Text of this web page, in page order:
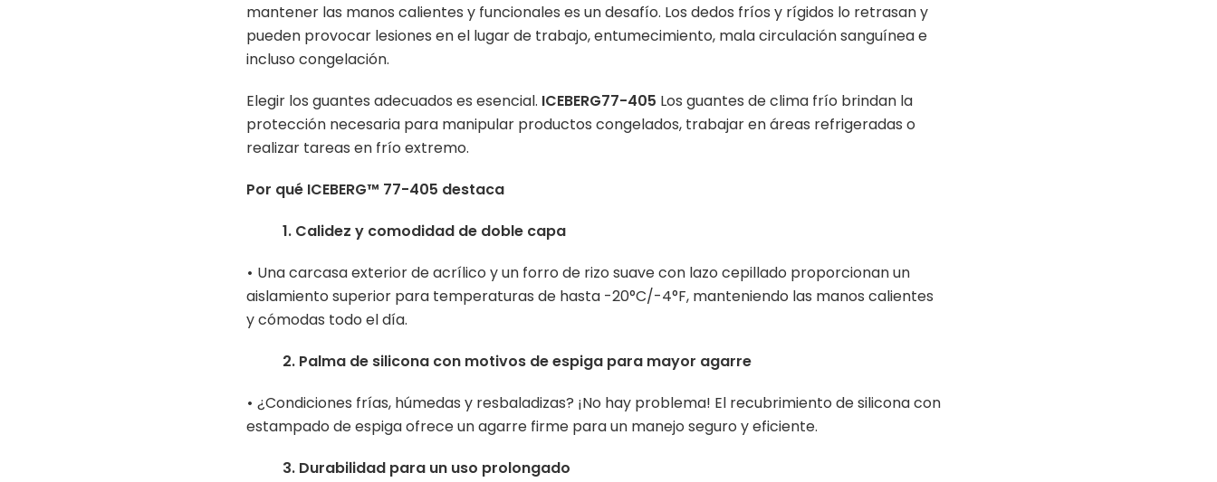
mantener las manos calientes y funcionales es un desafío. Los dedos fríos y rígidos lo retrasan y
pueden provocar lesiones en el lugar de trabajo, entumecimiento, mala circulación sanguínea e
incluso congelación.
Elegir los guantes adecuados es esencial. ICEBERG77-405 Los guantes de clima frío brindan la
protección necesaria para manipular productos congelados, trabajar en áreas refrigeradas o
realizar tareas en frío extremo.
Por qué ICEBERG™ 77-405 destaca
1. Calidez y comodidad de doble capa
• Una carcasa exterior de acrílico y un forro de rizo suave con lazo cepillado proporcionan un
aislamiento superior para temperaturas de hasta -20°C/-4°F, manteniendo las manos calientes
y cómodas todo el día.
2. Palma de silicona con motivos de espiga para mayor agarre
• ¿Condiciones frías, húmedas y resbaladizas? ¡No hay problema! El recubrimiento de silicona con
estampado de espiga ofrece un agarre firme para un manejo seguro y eficiente.
3. Durabilidad para un uso prolongado